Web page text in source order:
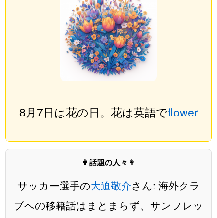
8月7日は花の日。花は英語でflower
👨話題の人々👩
サッカー選手の大迫敬介さん: 海外クラ
ブへの移籍話はまとまらず、サンフレッ